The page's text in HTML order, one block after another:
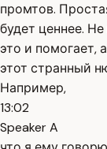
промтов.
будет ценнее.
это и помогает,
этот странный
Например,
13:02
Speaker A